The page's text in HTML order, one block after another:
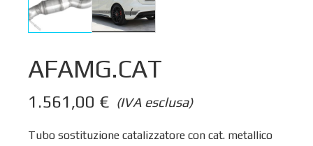
AFAMG.CAT
(IVA esclusa)
1.561,00 €
Tubo sostituzione catalizzatore con cat. metallico